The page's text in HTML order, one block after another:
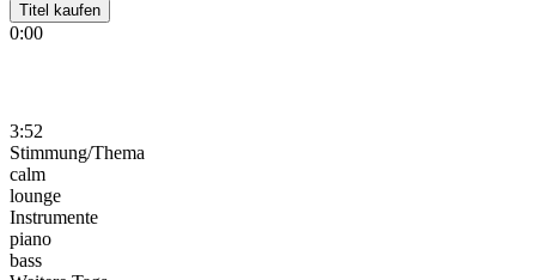
Titel kaufen
0:00
3:52
Stimmung/Thema
calm
lounge
Instrumente
piano
bass